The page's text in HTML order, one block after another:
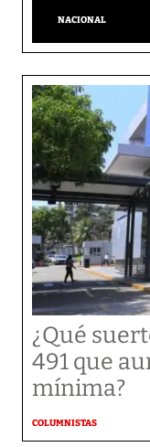
NACIONAL
¿Qué
491 que
mínima?
COLUMNISTAS